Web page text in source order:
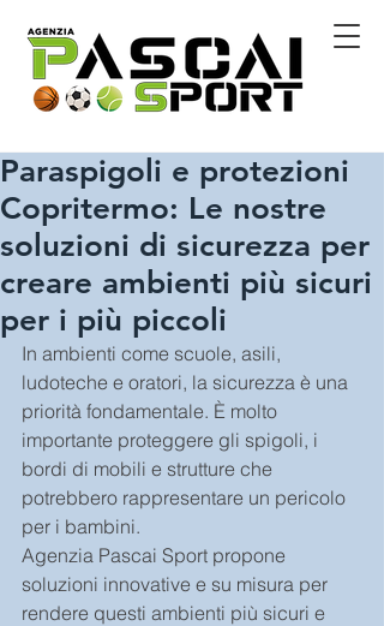
Paraspigoli e protezioni
Copritermo: Le nostre
soluzioni di sicurezza per
creare ambienti più sicuri
per i più piccoli
In ambienti come scuole, asili,
ludoteche e oratori, la sicurezza è una
priorità fondamentale. È molto
importante proteggere gli spigoli, i
bordi di mobili e strutture che
potrebbero rappresentare un pericolo
per i bambini.
Agenzia Pascai Sport propone
soluzioni innovative e su misura per
rendere questi ambienti più sicuri e